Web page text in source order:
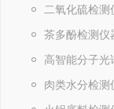
二氧化硫检测
茶多酚检测仪
高智能分子光
肉类水分检测